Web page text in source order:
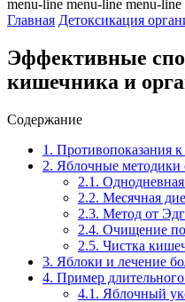
menu-line menu-line menu-line
Главная Детоксикация
Эффективные
кишечника и
Содержание
1. Противопоказания
2. Яблочные
2.1.
2.2. Месячная
2.3. Метод от
2.4. Очищение
2.5. Чистка
3. Яблоки и лечение
4. Пример
4.1. Яблочный